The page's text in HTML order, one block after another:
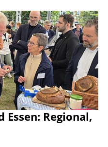
Regional,